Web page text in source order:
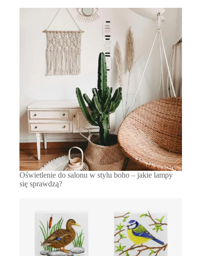
Oświetlenie do salonu w stylu boho – jakie lampy
się sprawdzą?